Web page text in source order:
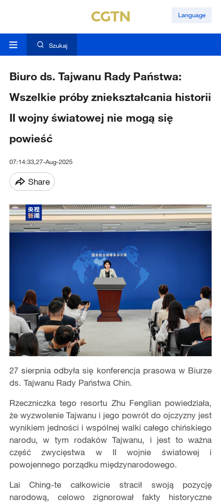
Language
Szukaj
Biuro ds. Tajwanu Rady Państwa:
Wszelkie próby zniekształcania historii
II wojny światowej nie mogą się
powieść
07:14:33,27-Aug-2025
Share
27 sierpnia odbyła się konferencja prasowa w Biurze
ds. Tajwanu Rady Państwa Chin.
Rzeczniczka tego resortu Zhu Fenglian powiedziała,
że wyzwolenie Tajwanu i jego powrót do ojczyzny jest
wynikiem jedności i wspólnej walki całego chińskiego
narodu, w tym rodaków Tajwanu, i jest to ważna
część zwycięstwa w II wojnie światowej i
powojennego porządku międzynarodowego.
Lai Ching-te całkowicie stracił swoją pozycję
narodową, celowo zignorował fakty historyczne